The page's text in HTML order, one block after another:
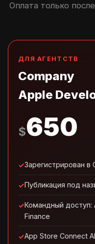
Оплата только
ДЛЯ АГЕНТСТВ
Company
Apple
$650
Зарегистрирован в
Публикация под
Командный доступ:
Finance
App Store Connect